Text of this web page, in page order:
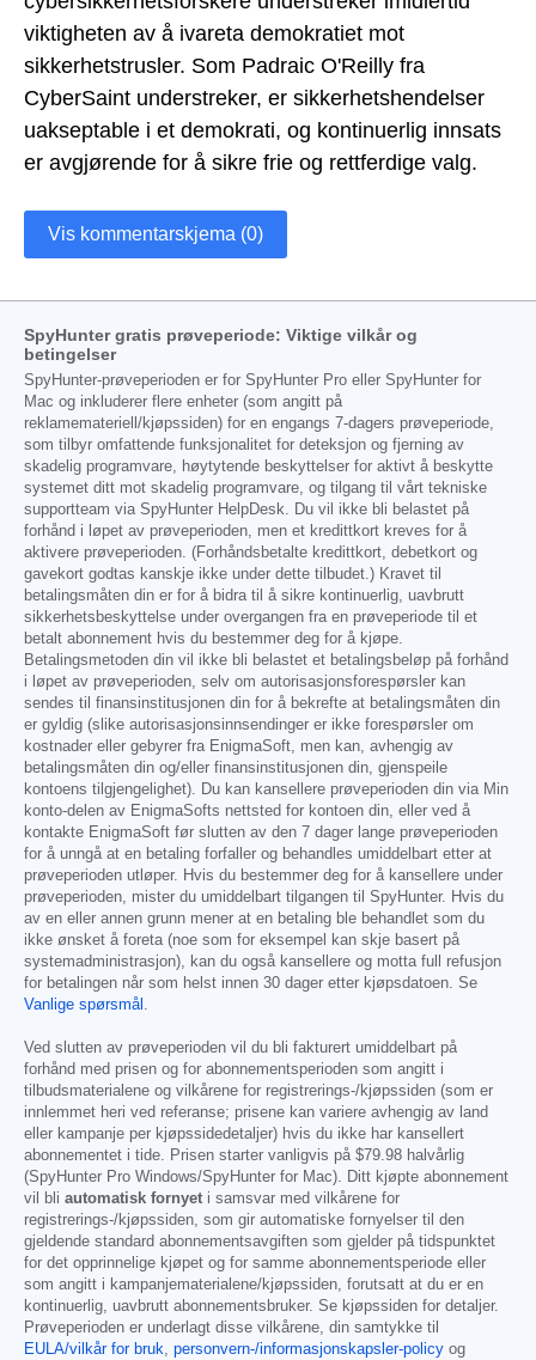
viktigheten av å ivareta demokratiet mot
sikkerhetstrusler. Som Padraic O'Reilly fra
CyberSaint understreker, er sikkerhetshendelser
uakseptable i et demokrati, og kontinuerlig innsats
er avgjørende for å sikre frie og rettferdige valg.
Vis kommentarskjema (0)
SpyHunter gratis prøveperiode: Viktige vilkår og
betingelser
SpyHunter-prøveperioden er for SpyHunter Pro eller SpyHunter for
Mac og inkluderer flere enheter (som angitt på
reklamemateriell/kjøpssiden) for en engangs 7-dagers prøveperiode,
som tilbyr omfattende funksjonalitet for deteksjon og fjerning av
skadelig programvare, høytytende beskyttelser for aktivt å beskytte
systemet ditt mot skadelig programvare, og tilgang til vårt tekniske
supportteam via SpyHunter HelpDesk. Du vil ikke bli belastet på
forhånd i løpet av prøveperioden, men et kredittkort kreves for å
aktivere prøveperioden. (Forhåndsbetalte kredittkort, debetkort og
gavekort godtas kanskje ikke under dette tilbudet.) Kravet til
betalingsmåten din er for å bidra til å sikre kontinuerlig, uavbrutt
sikkerhetsbeskyttelse under overgangen fra en prøveperiode til et
betalt abonnement hvis du bestemmer deg for å kjøpe.
Betalingsmetoden din vil ikke bli belastet et betalingsbeløp på forhånd
i løpet av prøveperioden, selv om autorisasjonsforespørsler kan
sendes til finansinstitusjonen din for å bekrefte at betalingsmåten din
er gyldig (slike autorisasjonsinnsendinger er ikke forespørsler om
kostnader eller gebyrer fra EnigmaSoft, men kan, avhengig av
betalingsmåten din og/eller finansinstitusjonen din, gjenspeile
kontoens tilgjengelighet). Du kan kansellere prøveperioden din via Min
konto-delen av EnigmaSofts nettsted for kontoen din, eller ved å
kontakte EnigmaSoft før slutten av den 7 dager lange prøveperioden
for å unngå at en betaling forfaller og behandles umiddelbart etter at
prøveperioden utløper. Hvis du bestemmer deg for å kansellere under
prøveperioden, mister du umiddelbart tilgangen til SpyHunter. Hvis du
av en eller annen grunn mener at en betaling ble behandlet som du
ikke ønsket å foreta (noe som for eksempel kan skje basert på
systemadministrasjon), kan du også kansellere og motta full refusjon
for betalingen når som helst innen 30 dager etter kjøpsdatoen. Se
Vanlige spørsmål .
Ved slutten av prøveperioden vil du bli fakturert umiddelbart på
forhånd med prisen og for abonnementsperioden som angitt i
tilbudsmaterialene og vilkårene for registrerings-/kjøpssiden (som er
innlemmet heri ved referanse; prisene kan variere avhengig av land
eller kampanje per kjøpssidedetaljer) hvis du ikke har kansellert
abonnementet i tide. Prisen starter vanligvis på $79.98 halvårlig
(SpyHunter Pro Windows/SpyHunter for Mac). Ditt kjøpte abonnement
vil bli automatisk fornyet i samsvar med vilkårene for
registrerings-/kjøpssiden, som gir automatiske fornyelser til den
gjeldende standard abonnementsavgiften som gjelder på tidspunktet
for det opprinnelige kjøpet og for samme abonnementsperiode eller
som angitt i kampanjematerialene/kjøpssiden, forutsatt at du er en
kontinuerlig, uavbrutt abonnementsbruker. Se kjøpssiden for detaljer.
Prøveperioden er underlagt disse vilkårene, din samtykke til
EULA/vilkår for bruk, personvern-/informasjonskapsler-policy og